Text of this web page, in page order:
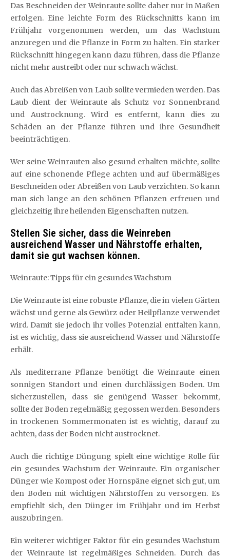
Das Beschneiden der Weinraute sollte daher nur in Maßen
erfolgen. Eine leichte Form des Rückschnitts kann im
Frühjahr vorgenommen werden, um das Wachstum
anzuregen und die Pflanze in Form zu halten. Ein starker
Rückschnitt hingegen kann dazu führen, dass die Pflanze
nicht mehr austreibt oder nur schwach wächst.
Auch das Abreißen von Laub sollte vermieden werden. Das
Laub dient der Weinraute als Schutz vor Sonnenbrand
und Austrocknung. Wird es entfernt, kann dies zu
Schäden an der Pflanze führen und ihre Gesundheit
beeinträchtigen.
Wer seine Weinrauten also gesund erhalten möchte, sollte
auf eine schonende Pflege achten und auf übermäßiges
Beschneiden oder Abreißen von Laub verzichten. So kann
man sich lange an den schönen Pflanzen erfreuen und
gleichzeitig ihre heilenden Eigenschaften nutzen.
Stellen Sie sicher, dass die Weinreben
ausreichend Wasser und Nährstoffe erhalten,
damit sie gut wachsen können.
Weinraute: Tipps für ein gesundes Wachstum
Die Weinraute ist eine robuste Pflanze, die in vielen Gärten
wächst und gerne als Gewürz oder Heilpflanze verwendet
wird. Damit sie jedoch ihr volles Potenzial entfalten kann,
ist es wichtig, dass sie ausreichend Wasser und Nährstoffe
erhält.
Als mediterrane Pflanze benötigt die Weinraute einen
sonnigen Standort und einen durchlässigen Boden. Um
sicherzustellen, dass sie genügend Wasser bekommt,
sollte der Boden regelmäßig gegossen werden. Besonders
in trockenen Sommermonaten ist es wichtig, darauf zu
achten, dass der Boden nicht austrocknet.
Auch die richtige Düngung spielt eine wichtige Rolle für
ein gesundes Wachstum der Weinraute. Ein organischer
Dünger wie Kompost oder Hornspäne eignet sich gut, um
den Boden mit wichtigen Nährstoffen zu versorgen. Es
empfiehlt sich, den Dünger im Frühjahr und im Herbst
auszubringen.
Ein weiterer wichtiger Faktor für ein gesundes Wachstum
der Weinraute ist regelmäßiges Schneiden. Durch das